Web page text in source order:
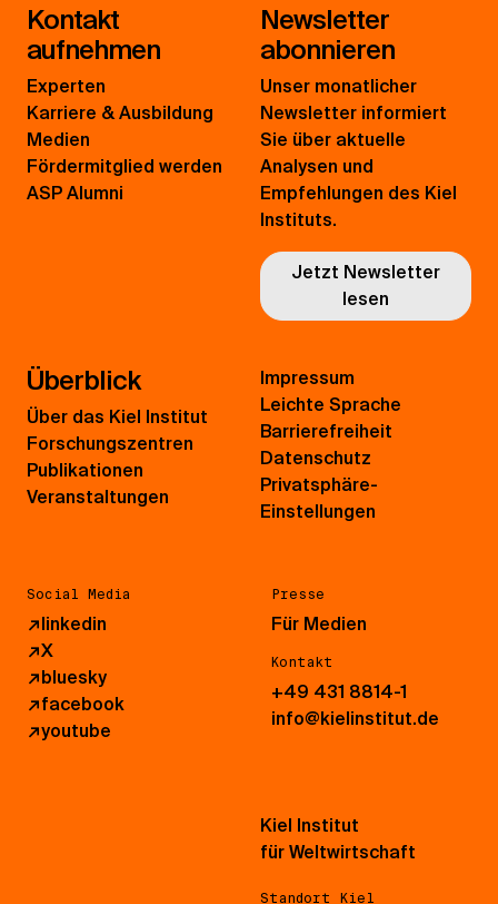
Kontakt
aufnehmen
Experten
Karriere & Ausbildung
Medien
Fördermitglied werden
ASP Alumni
Newsletter
abonnieren
Unser monatlicher
Newsletter informiert
Sie über aktuelle
Analysen und
Empfehlungen des Kiel
Instituts.
Jetzt Newsletter
lesen
Überblick
Über das Kiel Institut
Forschungszentren
Publikationen
Veranstaltungen
Social Media
↗linkedin
↗X
↗bluesky
↗facebook
↗youtube
Presse
Für Medien
Kontakt
+49 431 8814-1
info@kielinstitut.de
Impressum
Leichte Sprache
Barrierefreiheit
Datenschutz
Privatsphäre-
Einstellungen
Kiel Institut
für Weltwirtschaft
Standort Kiel